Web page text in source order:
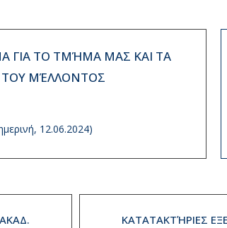
ΓΙΑ ΤΟ ΤΜΉΜΑ ΜΑΣ ΚΑΙ ΤΑ
ΤΟΥ ΜΈΛΛΟΝΤΟΣ
12.06.2024)
ΚΑΤΑΤΑΚΤΉΡΙΕΣ